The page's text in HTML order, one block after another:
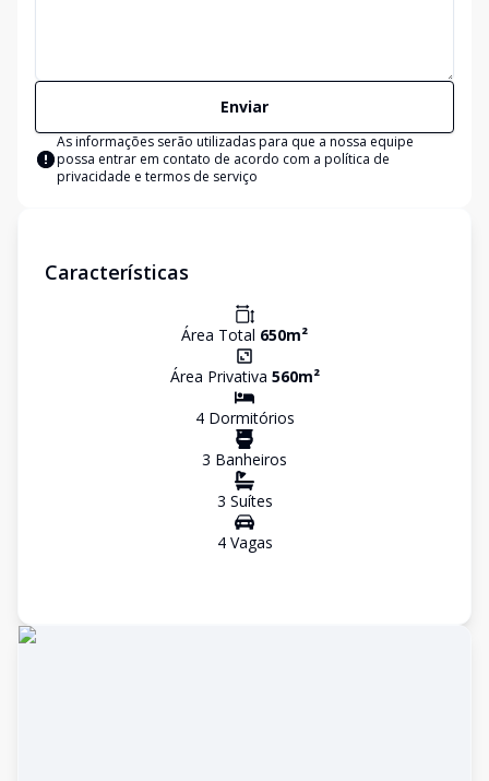
Enviar
As informações serão utilizadas para que a nossa equipe
possa entrar em contato de acordo com a política de
privacidade e termos de serviço
Características
Área Total 650m²
Área Privativa 560m²
4Dormitórios
3 Banheiros
3 Suítes
4Vagas